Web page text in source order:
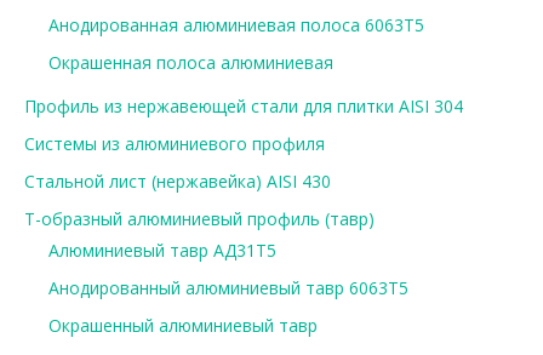
Анодированная алюминиевая полоса 6063Т5
Окрашенная полоса алюминиевая
Профиль из нержавеющей стали для плитки AISI 304
Системы из алюминиевого профиля
Стальной лист (нержавейка) AISI 430
Т-образный алюминиевый профиль (тавр)
Алюминиевый тавр АД31Т5
Анодированный алюминиевый тавр 6063Т5
Окрашенный алюминиевый тавр